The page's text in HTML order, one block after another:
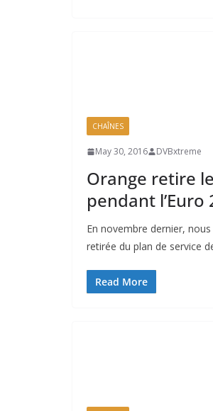
CHAÎNES
May 30, 2016 DVBxtreme
Orange retire
pendant l’Euro
En novembre dernier,
retirée du plan de service
Read More